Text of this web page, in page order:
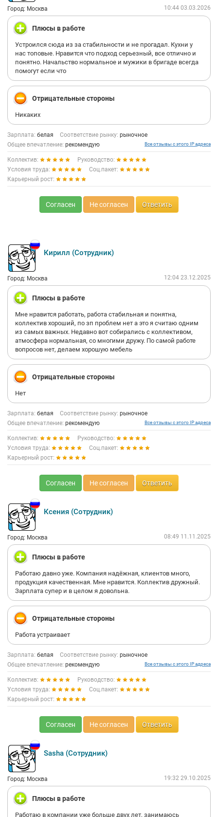
Город: Москва 10:44 03.03.2026
Плюсы в работе
Устроился сюда из за стабильности и не прогадал. Кухни у
нас топовые. Нравится что подход серьезный, все отлично и
понятно. Начальство нормальное и мужики в бригаде всегда
помогут если что
Отрицательные стороны
Никаких
Зарплата: белая Соответствие рынку: рыночное
Общее впечатление: рекомендую Все отзывы с этого IP адреса
Коллектив:
Руководство:
Условия труда:
Соц.пакет:
Карьерный рост:
Согласен Не согласен Ответить
Кирилл (Сотрудник)
Город: Москва 12:04 23.12.2025
Плюсы в работе
Мне нравится работать, работа стабильная и понятна,
коллектив хороший, по зп проблем нет а это я считаю одним
из самых важных. Недавно вот собирались с коллективом,
атмосфера нормальная, со многими дружу. По самой работе
вопросов нет, делаем хорошую мебель
Отрицательные стороны
Нет
Зарплата: белая Соответствие рынку: рыночное
Общее впечатление: рекомендую Все отзывы с этого IP адреса
Коллектив:
Руководство:
Условия труда:
Соц.пакет:
Карьерный рост:
Согласен Не согласен Ответить
Ксения (Сотрудник)
Город: Москва 08:49 11.11.2025
Плюсы в работе
Работаю давно уже. Компания надёжная, клиентов много,
продукция качественная. Мне нравится. Коллектив дружный.
Зарплата супер и в целом я довольна.
Отрицательные стороны
Работа устраивает
Зарплата: белая Соответствие рынку: рыночное
Общее впечатление: рекомендую Все отзывы с этого IP адреса
Коллектив:
Руководство:
Условия труда:
Соц.пакет:
Карьерный рост:
Согласен Не согласен Ответить
Sasha (Сотрудник)
Город: Москва 19:32 29.10.2025
Плюсы в работе
Работаю в компании уже больше двух лет, занимаюсь